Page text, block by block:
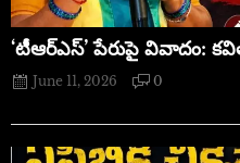
‘టీఆర్ఎస్’ పేరుపై వివాదం:
June 11, 2026 0